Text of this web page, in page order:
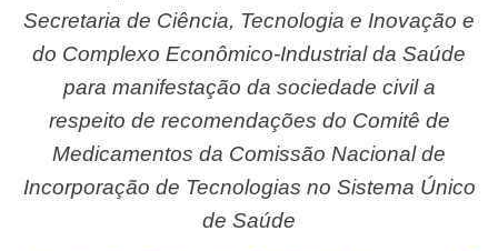
Secretaria de Ciência, Tecnologia e Inovação e
do Complexo Econômico-Industrial da Saúde
para manifestação da sociedade civil a
respeito de recomendações do Comitê de
Medicamentos da Comissão Nacional de
Incorporação de Tecnologias no Sistema Único
de Saúde